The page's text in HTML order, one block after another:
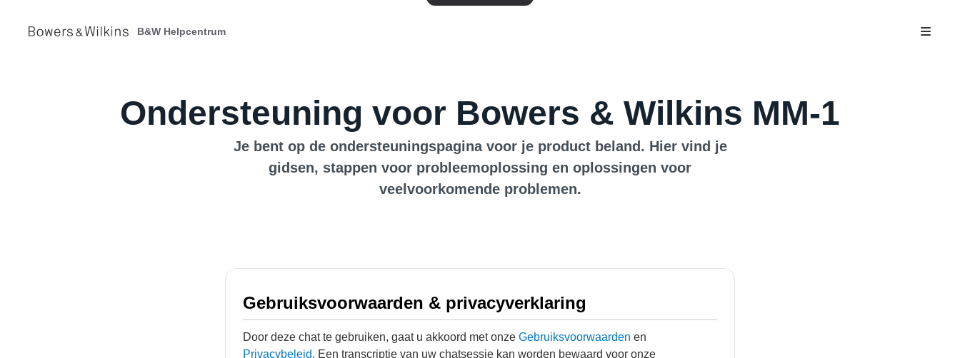
B&W Helpcentrum
Ondersteuning voor Bowers & Wilkins MM-1
Je bent op de ondersteuningspagina voor je product beland. Hier vind je
gidsen, stappen voor probleemoplossing en oplossingen voor
veelvoorkomende problemen.
Gebruiksvoorwaarden & privacyverklaring
Door deze chat te gebruiken, gaat u akkoord met onze Gebruiksvoorwaarden en
Privacybeleid. Een transcriptie van uw chatsessie kan worden bewaard voor onze